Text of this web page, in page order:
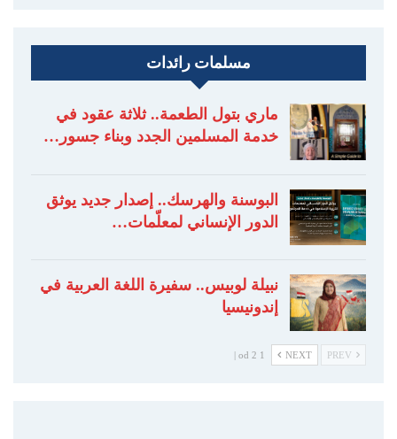
مسلمات رائدات
ماري بتول الطعمة.. ثلاثة عقود في
خدمة المسلمين الجدد وبناء جسور…
البوسنة والهرسك.. إصدار جديد يوثق
الدور الإنساني لمعلّمات…
نبيلة لوبيس.. سفيرة اللغة العربية في
إندونيسيا
NEXT
1 od 2 |